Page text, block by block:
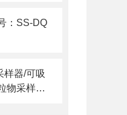
：SS-DQ
样器/可吸
物采样器